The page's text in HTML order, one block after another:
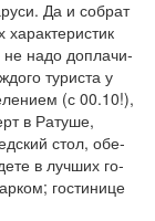
Да и собрат
не на­до до­пла­чи­
ту­ри­ста у
(с 00.10!),
в Ра­ту­ше,
стол, обе­
в луч­ших го­
го­сти­ни­це